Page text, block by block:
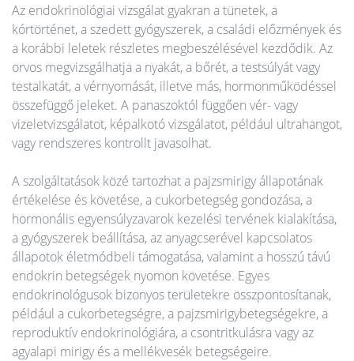
Az endokrinológiai vizsgálat gyakran a tünetek, a
kórtörténet, a szedett gyógyszerek, a családi előzmények és
a korábbi leletek részletes megbeszélésével kezdődik. Az
orvos megvizsgálhatja a nyakát, a bőrét, a testsúlyát vagy
testalkatát, a vérnyomását, illetve más, hormonműködéssel
összefüggő jeleket. A panaszoktól függően vér- vagy
vizeletvizsgálatot, képalkotó vizsgálatot, például ultrahangot,
vagy rendszeres kontrollt javasolhat.
A szolgáltatások közé tartozhat a pajzsmirigy állapotának
értékelése és követése, a cukorbetegség gondozása, a
hormonális egyensúlyzavarok kezelési tervének kialakítása,
a gyógyszerek beállítása, az anyagcserével kapcsolatos
állapotok életmódbeli támogatása, valamint a hosszú távú
endokrin betegségek nyomon követése. Egyes
endokrinológusok bizonyos területekre összpontosítanak,
például a cukorbetegségre, a pajzsmirigybetegségekre, a
reproduktív endokrinológiára, a csontritkulásra vagy az
agyalapi mirigy és a mellékvesék betegségeire.